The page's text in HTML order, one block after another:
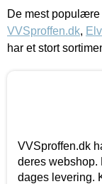
De mest
VVSproffen.dk,
har et stort
VVSproffen.dk
deres webshop.
dages levering.